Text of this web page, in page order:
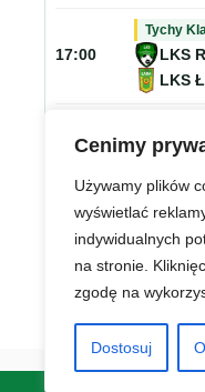
Cenimy
Używamy plików
wyświetlać
indywidualnych
na stronie.
zgodę na
Dostosuj
17:00
Tychy
LKS
LKS
17:00
LKS
17:00
Tychy
GKS
LKS